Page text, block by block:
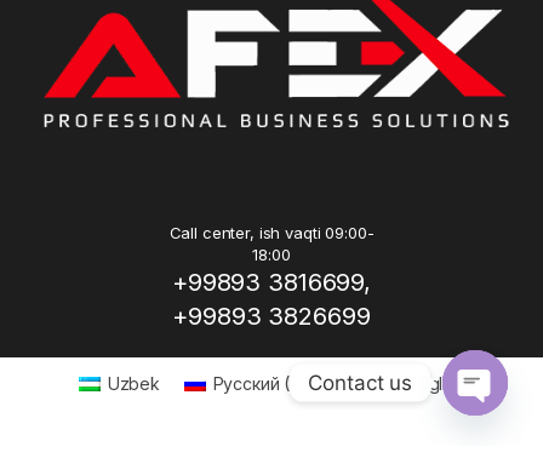
Call center, ish vaqti 09:00-
18:00
+99893 3816699,
+99893 3826699
Uzbek Русский ( Russian) English
Contact us